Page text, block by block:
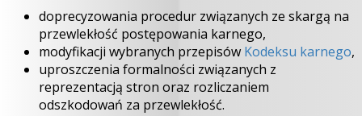
doprecyzowania procedur związanych ze skargą na
przewlekłość postępowania karnego,
modyfikacji wybranych przepisów Kodeksu karnego,
uproszczenia formalności związanych z
reprezentacją stron oraz rozliczaniem
odszkodowań za przewlekłość.